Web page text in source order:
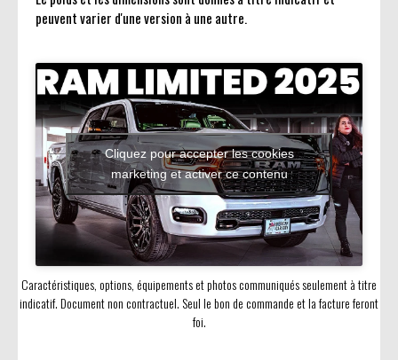
peuvent varier d'une version à une autre.
Cliquez pour accepter les cookies
marketing et activer ce contenu
Caractéristiques, options, équipements et photos communiqués seulement à titre
indicatif. Document non contractuel. Seul le bon de commande et la facture feront
foi.